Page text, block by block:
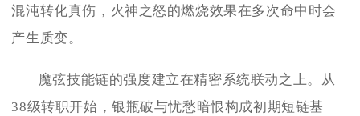
混沌转化真伤，火神之怒的燃烧效果在多次命中时会
产生质变。
魔弦技能链的强度建立在精密系统联动之上。从
38级转职开始，银瓶破与忧愁暗恨构成初期短链基